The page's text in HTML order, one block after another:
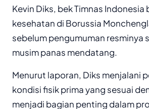
Kevin Diks, bek Timnas
kesehatan di Borussia
sebelum pengumuman
musim panas mendatang.
Menurut laporan, Diks menjalani
kondisi fisik prima yang sesuai
menjadi bagian penting dalam